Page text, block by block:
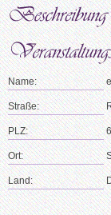
Name:
Straße:
PLZ:
Ort:
Land: